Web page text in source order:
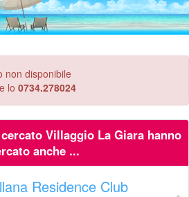
non disponibile
lo 0734.278024
Villaggio La Giara hanno
anche ...
Residence Club